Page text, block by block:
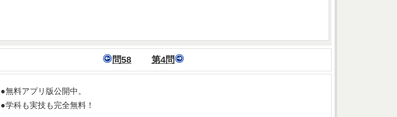
問58 第4問
●無料アプリ版公開中。
●学科も実技も完全無料！